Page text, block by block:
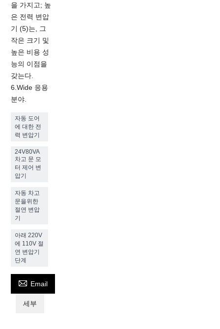
을 가지고; 높
은 전력 변압
기 (5)는, 그
작은 크기 및
높은 비용 성
능의 이점을
갖는다.
6.Wide 응용
분야.
자동 도어
에 대한 전
력 변압기
24V80VA
차고 문 모
터 제어 변
압기
자동 차고
문을위한
절연 변압
기
아래 220V
에 110V 절
연 변압기
단계
 Email
세부